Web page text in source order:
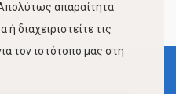
απαραίτητα
διαχειριστείτε τις
τον ιστότοπο μας στη